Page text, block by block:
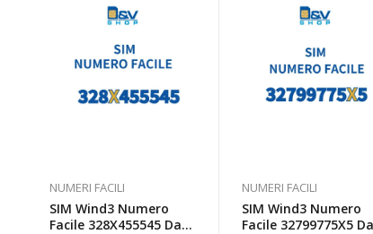
NUMERI FACILI
SIM Wind3 Numero
Facile 328X455545 Da
NUMERI FACILI
SIM Wind3 Numero
Facile 32799775X5 Da